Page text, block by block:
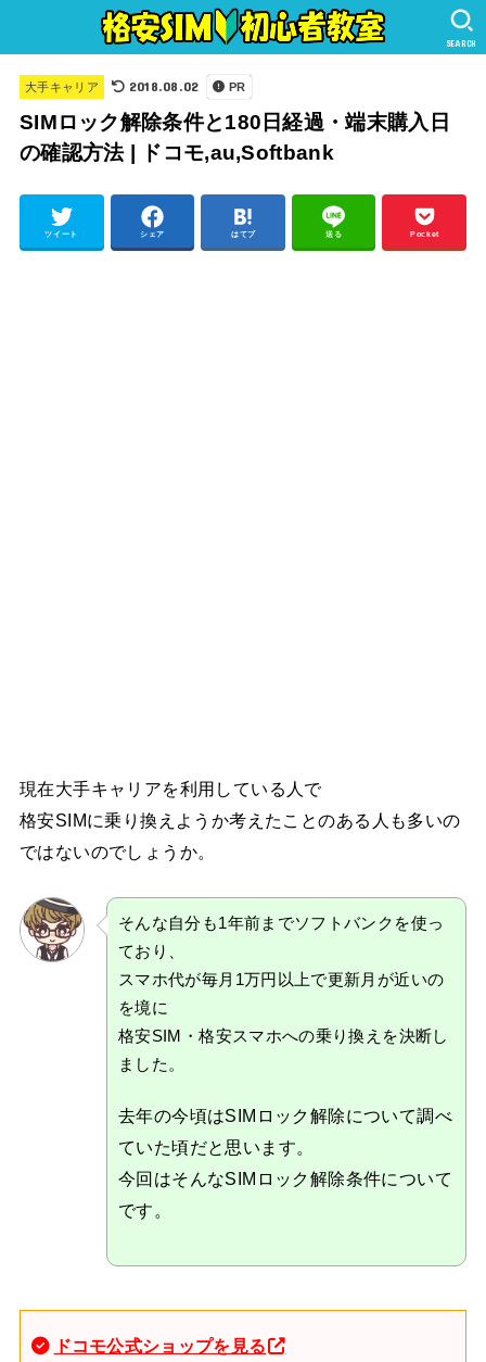
SEARCH
大手キャリア 2018.08.02 PR
SIMロック解除条件と180日経過・端末購入日
の確認方法 | ドコモ,au,Softbank
ツイート シェア はてブ 送る Pocket
現在大手キャリアを利用している人で
格安SIMに乗り換えようか考えたことのある人も多いの
ではないのでしょうか。
そんな自分も1年前までソフトバンクを使っ
ており、
スマホ代が毎月1万円以上で更新月が近いの
を境に
格安SIM・格安スマホへの乗り換えを決断し
ました。
去年の今頃はSIMロック解除について調べ
ていた頃だと思います。
今回はそんなSIMロック解除条件について
です。
ドコモ公式ショップを見る